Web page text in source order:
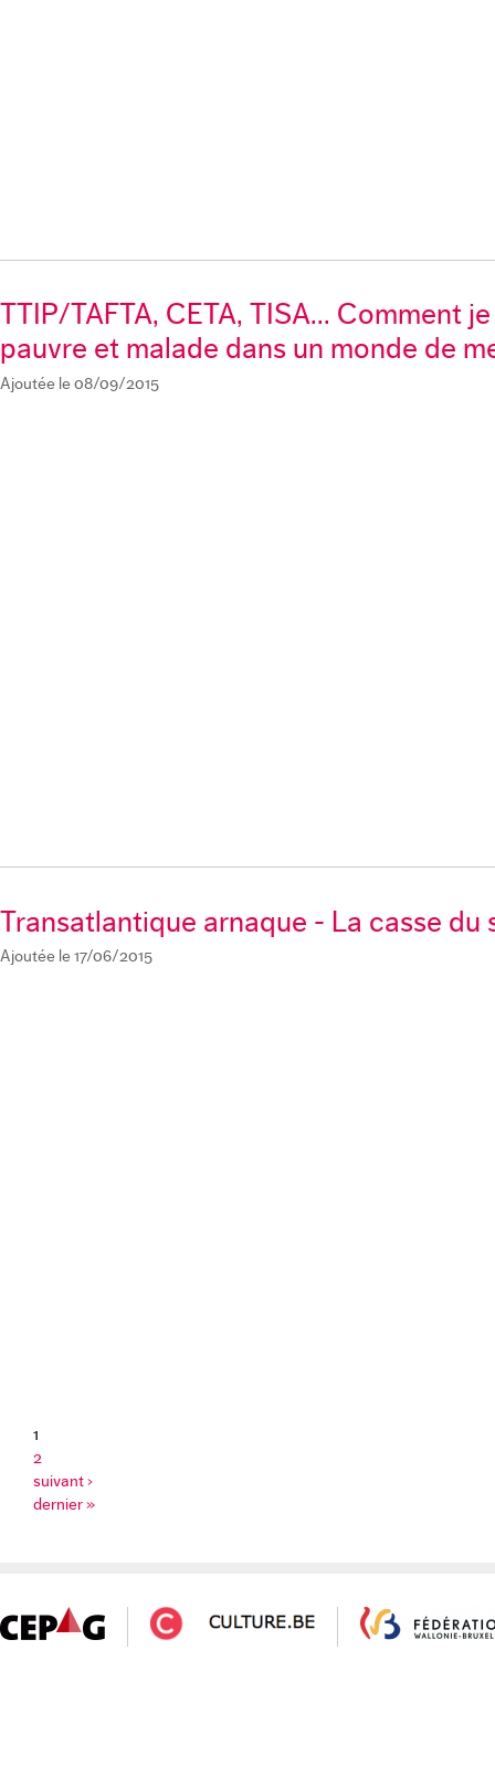
TTIP/TAFTA, CETA, TISA... Comment
pauvre et malade dans un monde de
Ajoutée le 08/09/2015
Transatlantique arnaque - La casse du
Ajoutée le 17/06/2015
1
2
suivant ›
dernier »